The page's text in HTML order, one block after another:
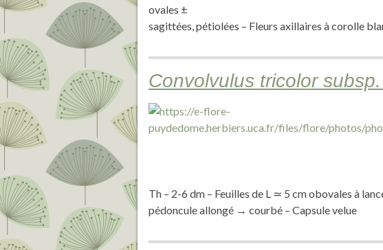
ovales ±
sagittées, pétiolées – Fleurs axillaires à corolle
Convolvulus tricolor
Th – 2-6 dm – Feuilles de L ≃ 5 cm obovales à
pédoncule allongé → courbé – Capsule velue